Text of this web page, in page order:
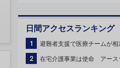
日間アクセスランキング
1 避難者支援で医療チームが
2 在宅介護事業は使命 アース